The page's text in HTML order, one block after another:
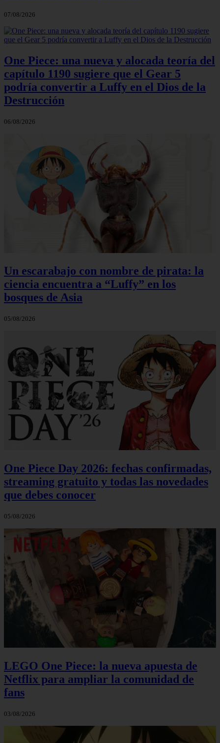
07/08/2026
One Piece: una nueva y alocada teoría del
capítulo 1190 sugiere que el Gear 5
podría convertir a Luffy en el Dios de la
Destrucción
06/08/2026
Un escarabajo con nombre de pirata: la
ciencia encuentra a “Luffy” en los
bosques de Asia
05/08/2026
One Piece Day 2026: fechas confirmadas,
streaming gratuito y todas las novedades
que debes conocer
05/08/2026
LEGO One Piece: la nueva apuesta de
Netflix para ampliar la comunidad de
fans
03/08/2026